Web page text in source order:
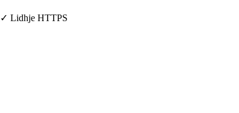
✓ Lidhje HTTPS